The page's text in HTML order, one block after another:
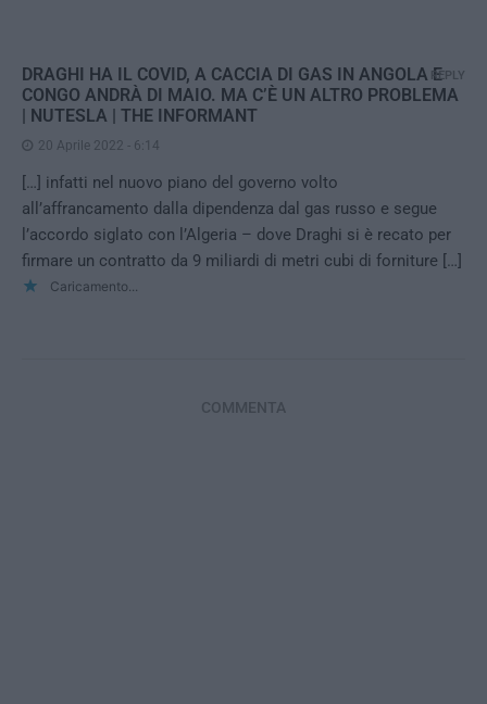
DRAGHI HA IL COVID, A CACCIA DI GAS IN ANGOLA E
CONGO ANDRÀ DI MAIO. MA C’È UN ALTRO PROBLEMA
| NUTESLA | THE INFORMANT
20 Aprile 2022 - 6:14
[…] infatti nel nuovo piano del governo volto
all’affrancamento dalla dipendenza dal gas russo e segue
l’accordo siglato con l’Algeria – dove Draghi si è recato per
firmare un contratto da 9 miliardi di metri cubi di forniture […]
Caricamento...
REPLY
COMMENTA